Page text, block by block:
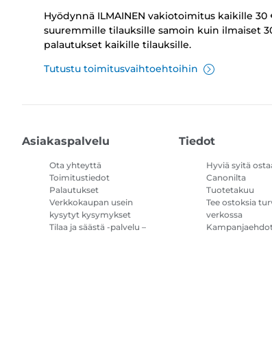
Hyödynnä ILMAINEN vakiotoimitus kaikille 30
suuremmille tilauksille samoin kuin ilmaiset
palautukset kaikille tilauksille.
Tutustu toimitusvaihtoehtoihin
Asiakaspalvelu
Ota yhteyttä
Toimitustiedot
Palautukset
Verkkokaupan usein
kysytyt kysymykset
Tilaa ja säästä -palvelu –
Tiedot
Hyviä syitä
Canonilta
Tuotetakuu
Tee ostoksia
verkossa